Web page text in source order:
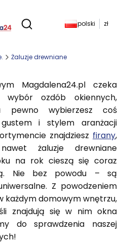
Otwórz wyszukiwarkę
Produkty w
polski zł
Żaluzje drewniane
Magdalena24.pl czeka
ozdób okiennych,
pewno wybierzesz coś
i stylem aranżacji
znajdziesz firany,
żaluzje drewniane
na rok cieszą się coraz
Nie bez powodu – są
Z powodzeniem
każdym domowym wnętrzu,
znajdują się w nim okna
do sprawdzenia naszej